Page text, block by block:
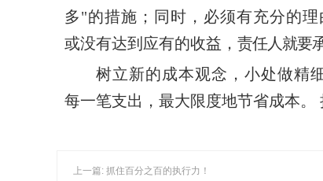
多"的措施；同时，必须有充分的
或没有达到应有的收益， 责任人就要
树立新的成本观念，小处做精
每一笔支出，最大限度地节省成本。
上一篇: 抓住百分之百的执行力！